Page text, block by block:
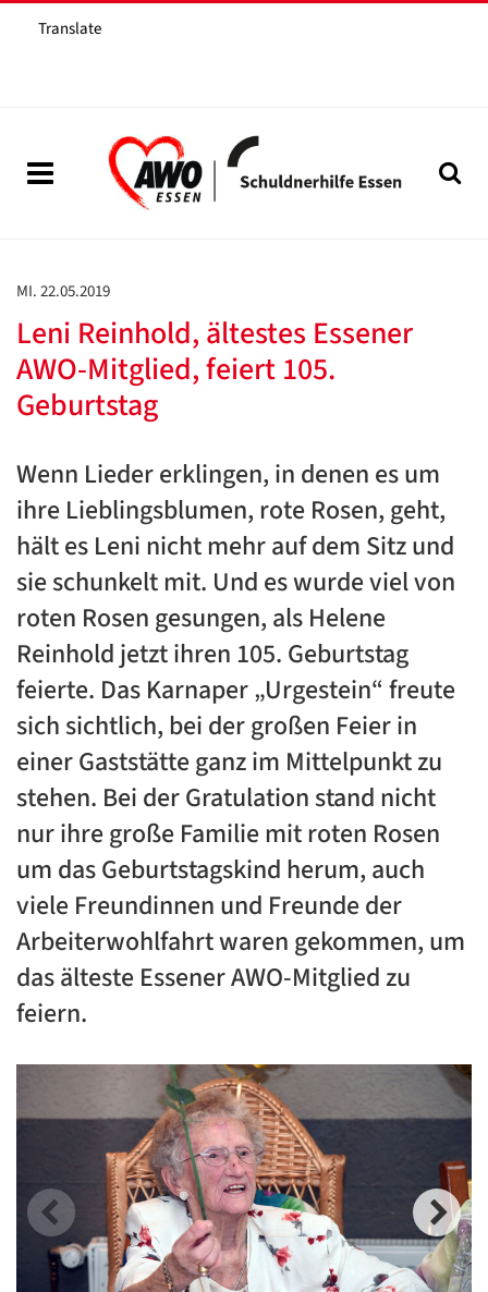
Translate
MI. 22.05.2019
Leni Reinhold, ältestes Essener
AWO-Mitglied, feiert 105.
Geburtstag
Wenn Lieder erklingen, in denen es um
ihre Lieblingsblumen, rote Rosen, geht,
hält es Leni nicht mehr auf dem Sitz und
sie schunkelt mit. Und es wurde viel von
roten Rosen gesungen, als Helene
Reinhold jetzt ihren 105. Geburtstag
feierte. Das Karnaper „Urgestein“ freute
sich sichtlich, bei der großen Feier in
einer Gaststätte ganz im Mittelpunkt zu
stehen. Bei der Gratulation stand nicht
nur ihre große Familie mit roten Rosen
um das Geburtstagskind herum, auch
viele Freundinnen und Freunde der
Arbeiterwohlfahrt waren gekommen, um
das älteste Essener AWO-Mitglied zu
feiern.